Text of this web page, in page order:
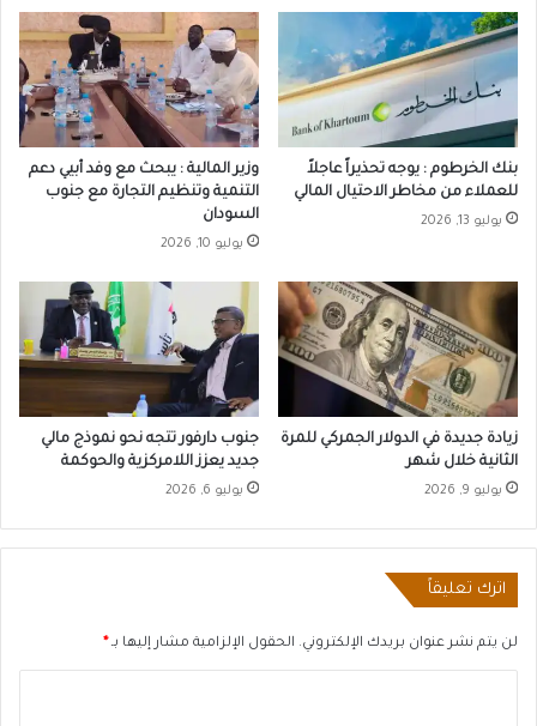
بنك الخرطوم : يوجه تحذيراً عاجلاً
للعملاء من مخاطر الاحتيال المالي
يوليو 13, 2026
وزير المالية : يبحث مع وفد أبيي دعم
التنمية وتنظيم التجارة مع جنوب
السودان
يوليو 10, 2026
زيادة جديدة في الدولار الجمركي للمرة
الثانية خلال شهر
يوليو 9, 2026
جنوب دارفور تتجه نحو نموذج مالي
جديد يعزز اللامركزية والحوكمة
يوليو 6, 2026
اترك تعليقاً
لن يتم نشر عنوان بريدك الإلكتروني. الحقول الإلزامية مشار إليها بـ*